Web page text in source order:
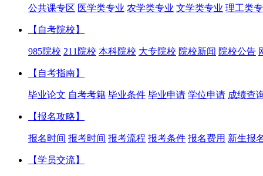
公共课专区 医学类专业 农学类专业 文学类专业 理工类
【自考院校】
985院校 211院校 本科院校 大专院校 院校新闻 院校公告
【自考指南】
毕业论文 自考考籍 毕业条件 毕业申请 学位申请 成绩查
【报名攻略】
报名时间 报考时间 报考流程 报考条件 报名费用 新生报
【学员交流】